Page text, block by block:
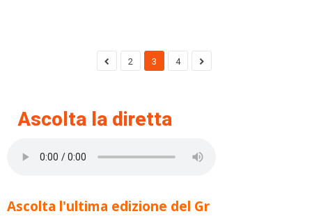
2 3 4
Ascolta la diretta
Ascolta l'ultima edizione del Gr